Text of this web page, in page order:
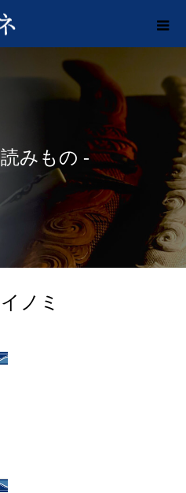
みもの -
ノミ